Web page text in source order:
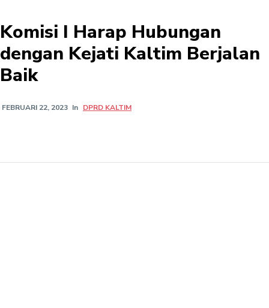
Komisi I Harap Hubungan
dengan Kejati Kaltim Berjalan
Baik
FEBRUARI 22, 2023 In DPRD KALTIM